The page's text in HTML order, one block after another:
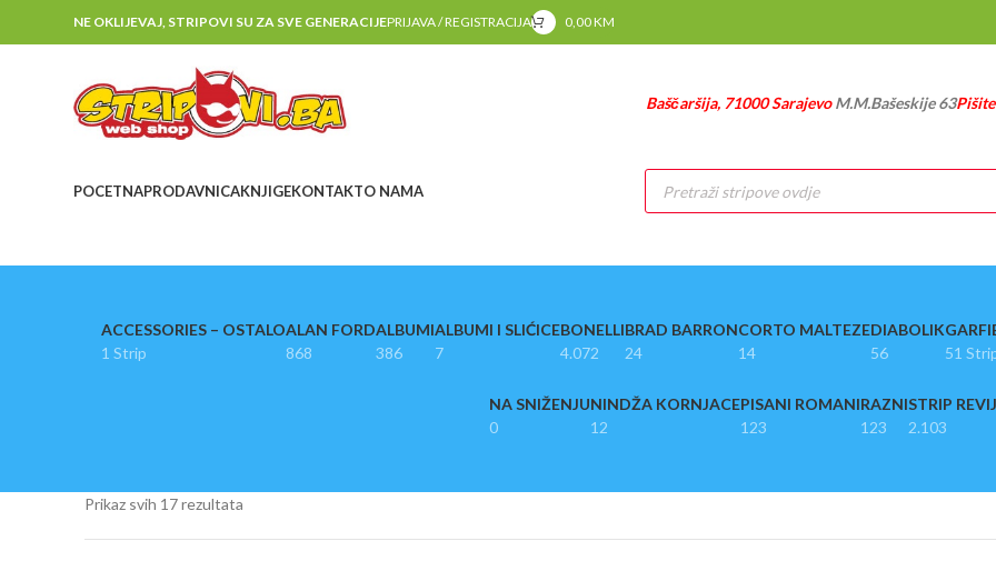
NE OKLIJEVAJ, STRIPOVI SU ZA SVE GENERACIJEPRIJAVA / REGISTRACIJA 0,00KM
Baščaršija, 71000 SarajevoM.M.Bašeskije 63
POCETNAPRODAVNICAKNJIGEKONTAKTO NAMA
Products
search
ACCESSORIES – OSTALO
1 Strip
ALAN FORD
868
ALBUMI
386
ALBUMI I SLIĆICE
7
BONELLI
4.072
BRAD BARRON
24
CORTO MALTEZE
14
DIABOLIK
56
51
NA SNIŽENJU
0
NINDŽA KORNJACE
12
PISANI ROMANI
123
RAZNI
123
STRIP
2.103
Prikaz svih 17 rezultata